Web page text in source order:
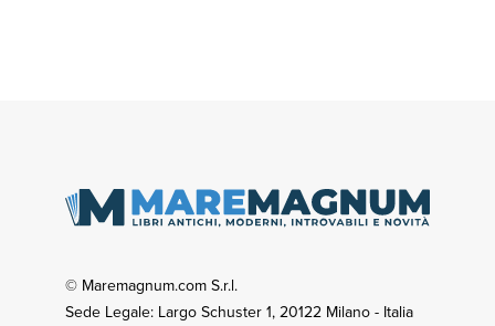
© Maremagnum.com S.r.l.
Sede Legale: Largo Schuster 1, 20122 Milano - Italia